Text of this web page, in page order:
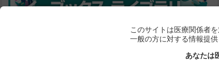
このサイトは医療関係者
一般の方に対する情報提
あなたは